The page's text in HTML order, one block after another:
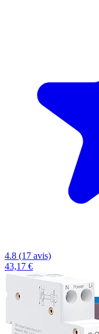
4.8 (17 avis)
43,17 €